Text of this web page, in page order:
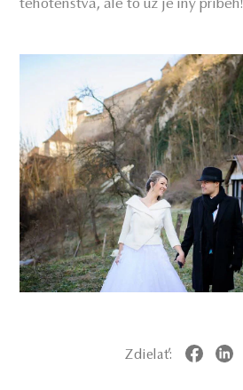
tehotenstva, ale to už je iný príbeh!
Zdielať: